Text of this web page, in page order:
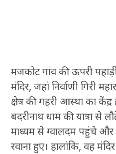
मजकोट गांव की ऊपरी
मंदिर, जहां निर्वाणी गिरी
क्षेत्र की गहरी आस्था का
बदरीनाथ धाम की यात्रा से
माध्यम से ग्वालदम पहुंचे
रवाना हुए। हालांकि, वह